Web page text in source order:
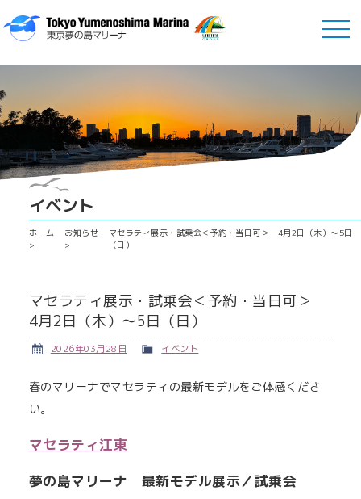
イベント
ホーム お知らせ
マセラティ展示・試乗会＜予約・当日可＞ 4月2日（木）～5日
（日）
マセラティ展示・試乗会＜予約・当日可＞
4月2日（木）～5日（日）
2026年03月28日 イベント
春のマリーナでマセラティの最新モデルをご体感くださ
い。
マセラティ江東
夢の島マリーナ 最新モデル展示／試乗会